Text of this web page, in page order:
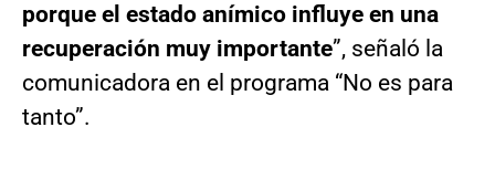
porque el estado anímico influye en una
recuperación muy importante”, señaló la
comunicadora en el programa “No es para
tanto”.